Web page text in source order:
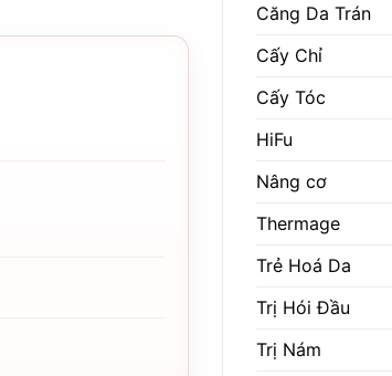
Căng Da Trán
Cấy Chỉ
Cấy Tóc
HiFu
Nâng cơ
Thermage
Trẻ Hoá Da
Trị Hói Đầu
Trị Nám